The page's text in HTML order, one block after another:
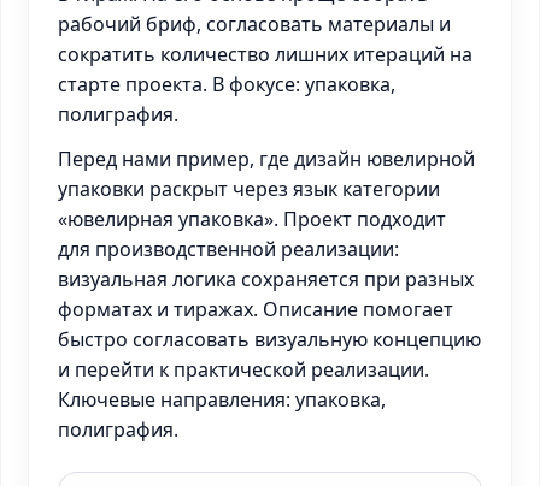
рабочий бриф, согласовать материалы и
сократить количество лишних итераций на
старте проекта. В фокусе: упаковка,
полиграфия.
Перед нами пример, где дизайн ювелирной
упаковки раскрыт через язык категории
«ювелирная упаковка». Проект подходит
для производственной реализации:
визуальная логика сохраняется при разных
форматах и тиражах. Описание помогает
быстро согласовать визуальную концепцию
и перейти к практической реализации.
Ключевые направления: упаковка,
полиграфия.